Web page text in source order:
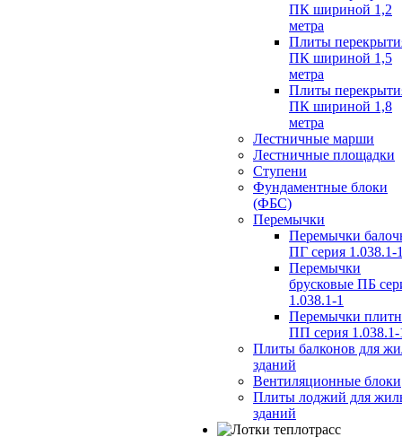
ПК шириной 1,2
метра
Плиты
ПК шириной 1,5
метра
Плиты
ПК шириной 1,8
метра
Лестничные марши
Лестничные площадки
Ступени
Фундаментные блоки
(ФБС)
Перемычки
Перемычки
ПГ серия 1.038.1-
Перемычки
брусковые ПБ
1.038.1-1
Перемычки
ПП серия 1.038.1-
Плиты балконов для
зданий
Вентиляционные блоки
Плиты лоджий для
зданий